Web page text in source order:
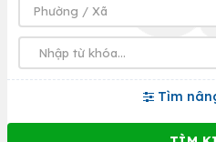
Tìm